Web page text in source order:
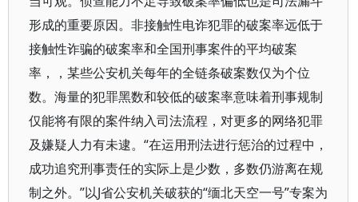
形成的重要原因。非接触性电诈犯罪的破案率远低于
接触性诈骗的破案率和全国刑事案件的平均破案
率，，某些公安机关每年的全链条破案数仅为个位
数。海量的犯罪黑数和较低的破案率意味着刑事规制
仅能将有限的案件纳入司法流程，对更多的网络犯罪
及嫌疑人力有未逮。“在运用刑法进行惩治的过程中，
成功追究刑事责任的实际上是少数，多数仍游离在规
制之外。”以J省公安机关破获的“缅北天空一号”专案为